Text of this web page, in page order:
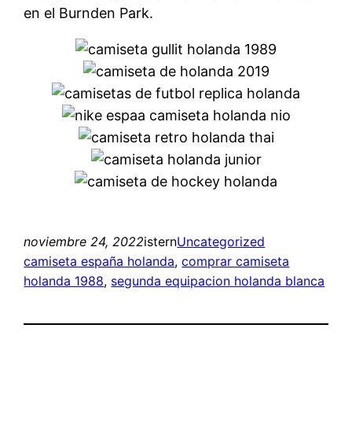
en el Burnden Park.
noviembre 24, 2022isternUncategorized
camiseta españa holanda, comprar camiseta
holanda 1988, segunda equipacion holanda blanca